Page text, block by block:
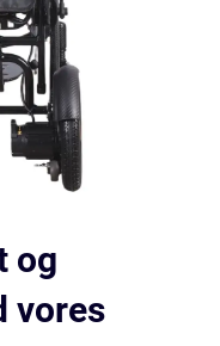
og
vores